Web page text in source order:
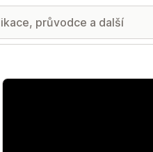
Galerie propagovaných